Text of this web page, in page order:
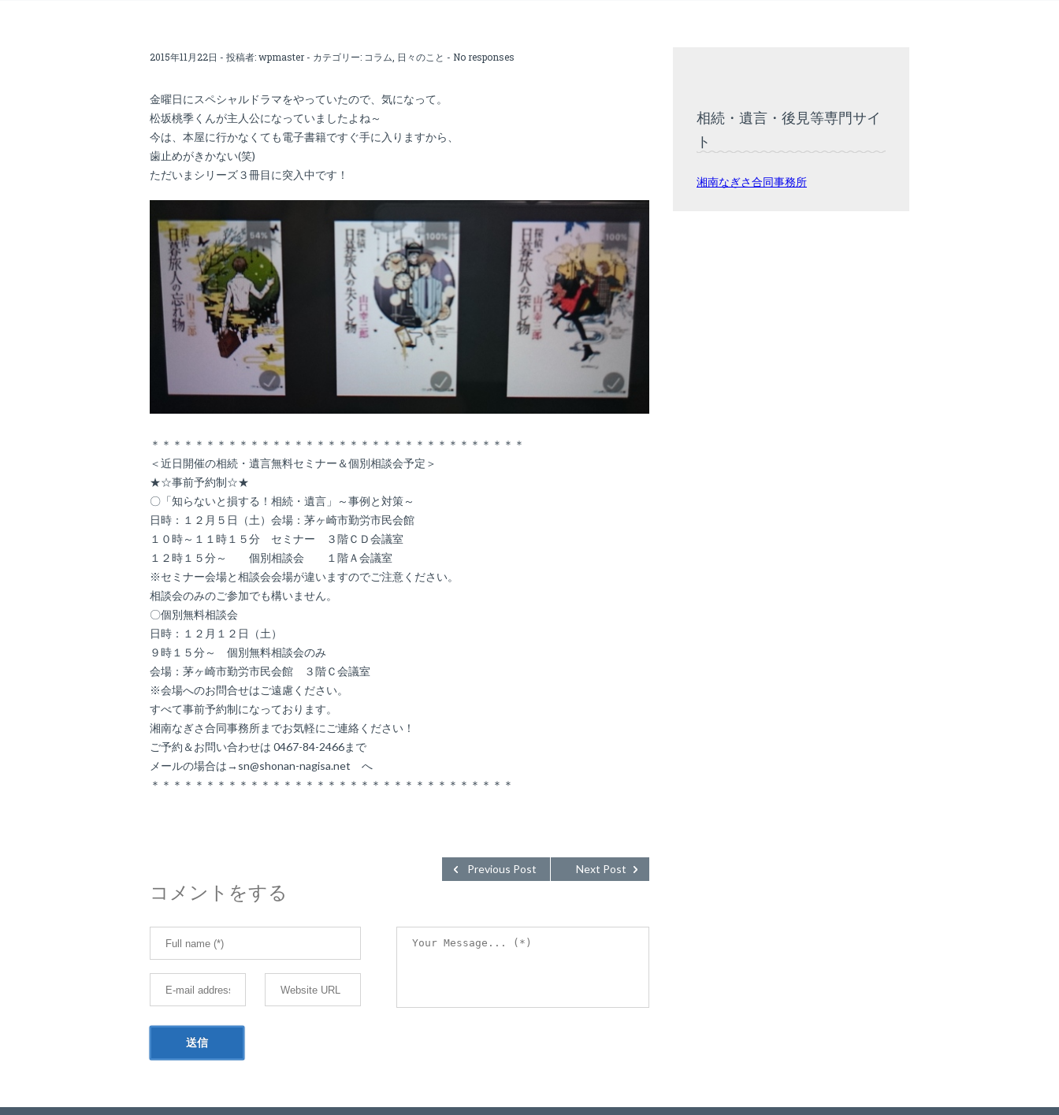
2015年11月22日 - 投稿者:wpmaster - カテゴリー: コラム 日々のこと - No responses
金曜日にスペシャルドラマをやっていたので、気になって。
松坂桃季くんが主人公になっていましたよね～
今は、本屋に行かなくても電子書籍ですぐ手に入りますから、
歯止めがきかない(笑)
ただいまシリーズ３冊目に突入中です！
＊＊＊＊＊＊＊＊＊＊＊＊＊＊＊＊＊＊＊＊＊＊＊＊＊＊＊＊＊＊＊＊＊＊
＜近日開催の相続・遺言無料セミナー＆個別相談会予定＞
★☆事前予約制☆★
〇「知らないと損する！相続・遺言」～事例と対策～
日時：１２月５日（土）会場：茅ヶ崎市勤労市民会館
１０時～１１時１５分 セミナー ３階ＣＤ会議室
１２時１５分～ 個別相談会 １階Ａ会議室
※セミナー会場と相談会会場が違いますのでご注意ください。
相談会のみのご参加でも構いません。
〇個別無料相談会
日時：１２月１２日（土）
９時１５分～ 個別無料相談会のみ
会場：茅ヶ崎市勤労市民会館 ３階Ｃ会議室
※会場へのお問合せはご遠慮ください。
すべて事前予約制になっております。
湘南なぎさ合同事務所までお気軽にご連絡ください！
ご予約＆お問い合わせは 0467-84-2466まで
メールの場合は→sn@shonan-nagisa.net へ
＊＊＊＊＊＊＊＊＊＊＊＊＊＊＊＊＊＊＊＊＊＊＊＊＊＊＊＊＊＊＊＊＊
Next Post
Previous Post
コメントをする
相続・遺言・後見等専門サイ
ト
湘南なぎさ合同事務所